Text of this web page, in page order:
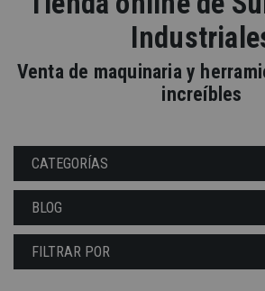
Venta de maquinaria y
increíbles
CATEGORÍAS
BLOG
FILTRAR POR